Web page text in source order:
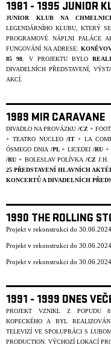
1981 - 1995 JUNIOR
JUNIOR KLUB NA
LEGENDÁRNÍHO KLUBU, KTERÝ
PROGRAMOVÉ NÁPLNI PALÁCE
FUNGOVÁNÍ NA ADRESE:
85 98 . V PROJEKTU BYLO
DIVADELNÍCH PŘEDSTAVENÍ,
AKCÍ.
1989 MIR CARAVANE
DIVADLO NA PROVÁZKU /CZ +
+ TEATRO NUCLEO/IT+ LA
ÓSMEGO DNIA /PL+ LICEDEI /RU +
/RU + BOLESLAV POLÍVKA /CZJ.H.
25 PŘEDSTAVENÍ HLAVNÍCH
KONCERTŮ A DIVADELNÍCH
1990 THE ROLLING
Projekt v rekonstrukci do
Projekt v rekonstrukci do
Projekt v rekonstrukci do
1991 - 1999 DNES
PROJEKT VZNIKL Z POPUDU
KOPECKÉHO A BYL
TELEVIZÍ VE SPOLUPRÁCI S
PRODUCTION. VÝCHOZÍ LOKACÍ